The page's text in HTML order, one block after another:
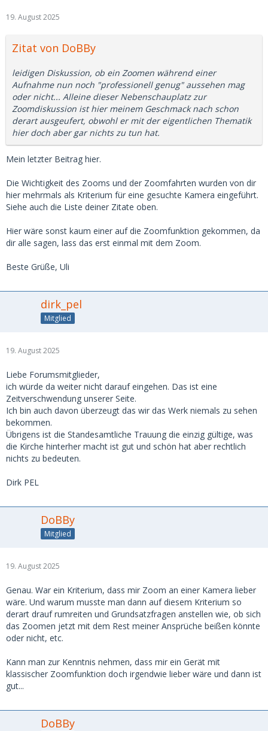
19. August 2025
Zitat von DoBBy
leidigen Diskussion, ob ein Zoomen während einer
Aufnahme nun noch "professionell genug" aussehen mag
oder nicht... Alleine dieser Nebenschauplatz zur
Zoomdiskussion ist hier meinem Geschmack nach schon
derart ausgeufert, obwohl er mit der eigentlichen Thematik
hier doch aber gar nichts zu tun hat.
Mein letzter Beitrag hier.
Die Wichtigkeit des Zooms und der Zoomfahrten wurden von dir
hier mehrmals als Kriterium für eine gesuchte Kamera eingeführt.
Siehe auch die Liste deiner Zitate oben.
Hier wäre sonst kaum einer auf die Zoomfunktion gekommen, da
dir alle sagen, lass das erst einmal mit dem Zoom.
Beste Grüße, Uli
dirk_pel
Mitglied
19. August 2025
Liebe Forumsmitglieder,
ich würde da weiter nicht darauf eingehen. Das ist eine
Zeitverschwendung unserer Seite.
Ich bin auch davon überzeugt das wir das Werk niemals zu sehen
bekommen.
Übrigens ist die Standesamtliche Trauung die einzig gültige, was
die Kirche hinterher macht ist gut und schön hat aber rechtlich
nichts zu bedeuten.
Dirk PEL
DoBBy
Mitglied
19. August 2025
Genau. War ein Kriterium, dass mir Zoom an einer Kamera lieber
wäre. Und warum musste man dann auf diesem Kriterium so
derart drauf rumreiten und Grundsatzfragen anstellen wie, ob sich
das Zoomen jetzt mit dem Rest meiner Ansprüche beißen könnte
oder nicht, etc.
Kann man zur Kenntnis nehmen, dass mir ein Gerät mit
klassischer Zoomfunktion doch irgendwie lieber wäre und dann ist
gut...
DoBBy